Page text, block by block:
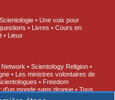
Une voix pour
Livres
Cours en
Lieux
Scientology Religion
Les ministres volontaires de
Freedom
d’un monde sans drogue
Tous
les droits de l’Homme